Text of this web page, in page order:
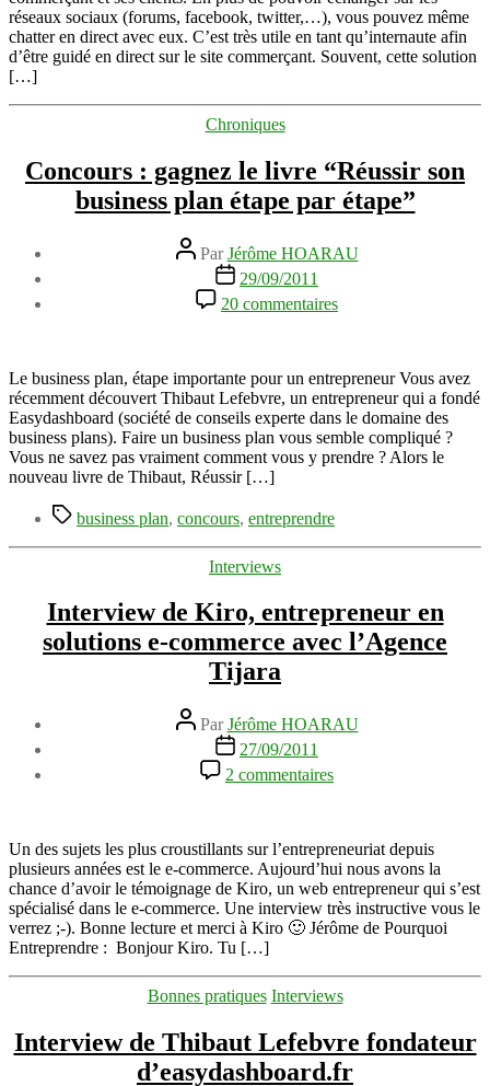
grâce
au
télémarketing
réseaux sociaux (forums, facebook, twitter,…), vous pouvez même
chatter en direct avec eux. C’est très utile en tant qu’internaute afin
d’être guidé en direct sur le site commerçant. Souvent, cette solution
[…]
Catégories
Chroniques
Concours : gagnez le livre “Réussir son
business plan étape par étape”
Auteur
de
l’article
ParJérôme HOARAU
Date
de
l’article
29/09/2011
20 commentaires
Concours
le
livre
“Réussir
son
business
Le business plan, étape importante pour un entrepreneur Vous avez
récemment découvert Thibaut Lefebvre, un entrepreneur qui a fondé
Easydashboard (société de conseils experte dans le domaine des
business plans). Faire un business plan vous semble compliqué ?
Vous ne savez pas vraiment comment vous y prendre ? Alors le
nouveau livre de Thibaut, Réussir […]
Étiquettes
business plan, concours, entreprendre
Catégories
Interviews
Interview de Kiro, entrepreneur en
solutions e-commerce avec l’Agence
Tijara
Auteur
de
l’article
ParJérôme HOARAU
Date
de
l’article
27/09/2011
2 commentaires
Interview
entrepreneur
en
solutions
e-
commerce
Un des sujets les plus croustillants sur l’entrepreneuriat depuis
plusieurs années est le e-commerce. Aujourd’hui nous avons la
chance d’avoir le témoignage de Kiro, un web entrepreneur qui s’est
spécialisé dans le e-commerce. Une interview très instructive vous le
verrez ;-). Bonne lecture et merci à Kiro 🙂 Jérôme de Pourquoi
Entreprendre : Bonjour Kiro. Tu […]
Catégories
Bonnes pratiques Interviews
Interview de Thibaut Lefebvre fondateur
d’easydashboard.fr